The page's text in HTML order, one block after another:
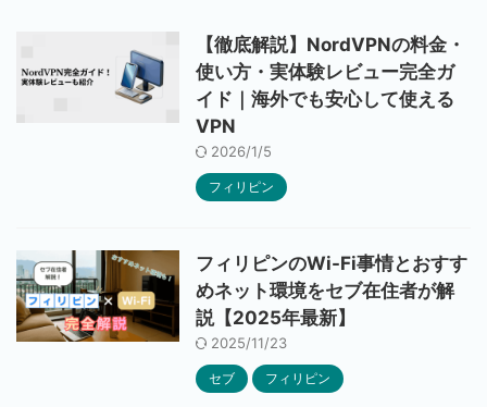
【徹底解説】NordVPNの料金・
使い方・実体験レビュー完全ガ
イド｜海外でも安心して使える
VPN
2026/1/5
フィリピン
フィリピンのWi-Fi事情とおすす
めネット環境をセブ在住者が解
説【2025年最新】
2025/11/23
セブ フィリピン